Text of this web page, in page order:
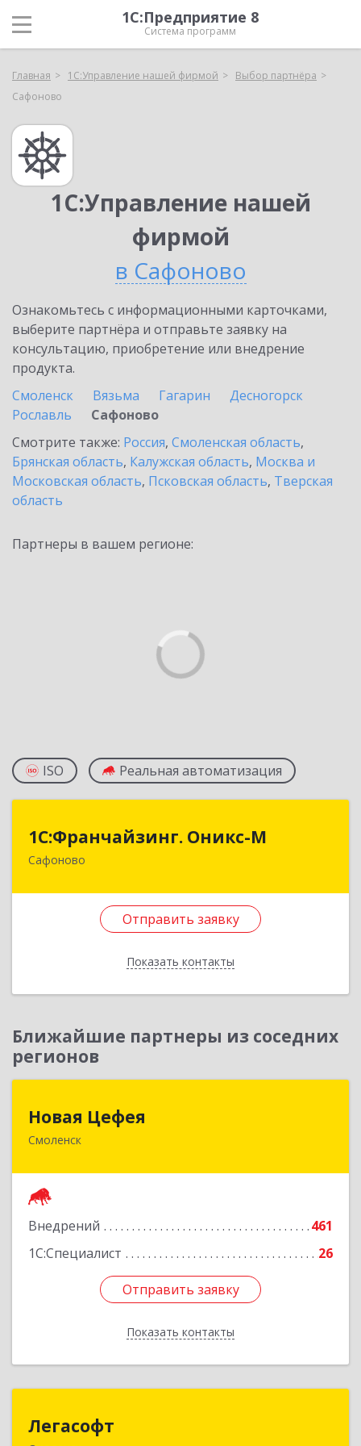
1С:Предприятие 8
Система программ
Главная 1С:Управление нашей фирмой
Выбор партнёра
Сафоново
1С:Управление нашей
фирмой
в Сафоново
Ознакомьтесь с информационными карточками,
выберите партнёра и отправьте заявку на
консультацию, приобретение или внедрение
продукта.
Смоленск
Вязьма Гагарин
Десногорск
Рославль
Сафоново
Смотрите также: Россия, Смоленская область,
Брянская область, Калужская область, Москва и
Московская область, Псковская область, Тверская
область
Партнеры в вашем регионе:
ISO Реальная автоматизация
1С:Франчайзинг. Оникс-М
Сафоново
Отправить заявку
Показать контакты
1С:Франчайзинг. Оникс-М
215500, Смоленская обл, Сафоновский р-н,
Отправить заявку
Назад
Ближайшие партнеры из соседних
регионов
Новая Цефея
Смоленск
Внедрений
461
1С:Специалист
26
Отправить заявку
Показать контакты
214018, Смоленская обл, Смоленск г, Раевского
Отправить заявку
Назад
Легасофт